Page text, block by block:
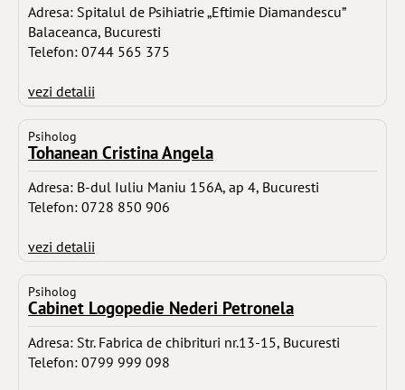
Adresa: Spitalul de Psihiatrie „Eftimie Diamandescu”
Balaceanca, Bucuresti
Telefon: 0744 565 375
vezi detalii
Psiholog
Tohanean Cristina Angela
Adresa: B-dul Iuliu Maniu 156A, ap 4, Bucuresti
Telefon: 0728 850 906
vezi detalii
Psiholog
Cabinet Logopedie Nederi Petronela
Adresa: Str. Fabrica de chibrituri nr.13-15, Bucuresti
Telefon: 0799 999 098